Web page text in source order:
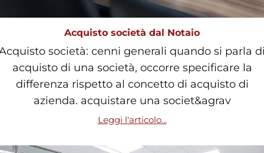
Acquisto società dal Notaio
società: cenni generali quando si parla
acquisto di una società, occorre specificare la
differenza rispetto al concetto di acquisto di
azienda. acquistare una societ&agrav
Leggi l'articolo...